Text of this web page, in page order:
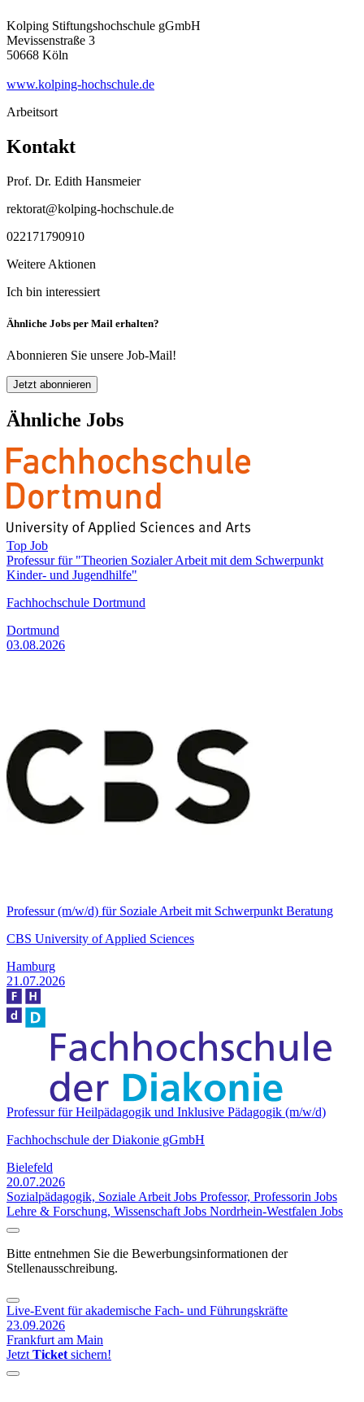
Kolping Stiftungshochschule gGmbH
Mevissenstraße 3
50668 Köln
www.kolping-hochschule.de
Arbeitsort
Kontakt
Prof. Dr. Edith Hansmeier
rektorat@kolping-hochschule.de
022171790910
Weitere Aktionen
Ich bin interessiert
Ähnliche Jobs per Mail erhalten?
Abonnieren Sie unsere Job-Mail!
Jetzt abonnieren
Ähnliche Jobs
Top Job
Professur für "Theorien Sozialer Arbeit mit dem Schwerpunkt
Kinder- und Jugendhilfe"
Fachhochschule Dortmund
Dortmund
03.08.2026
Professur (m/w/d) für Soziale Arbeit mit Schwerpunkt Beratung
CBS University of Applied Sciences
Hamburg
21.07.2026
Professur für Heilpädagogik und Inklusive Pädagogik (m/w/d)
Fachhochschule der Diakonie gGmbH
Bielefeld
20.07.2026
Sozialpädagogik, Soziale Arbeit Jobs Professor, Professorin Jobs
Lehre & Forschung, Wissenschaft Jobs Nordrhein-Westfalen Jobs
Bitte entnehmen Sie die Bewerbungsinformationen der
Stellenausschreibung.
Live-Event für akademische Fach- und Führungskräfte
23.09.2026
Frankfurt am Main
Jetzt Ticket sichern!